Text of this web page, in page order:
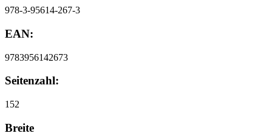
978-3-95614-267-3
EAN:
9783956142673
Seitenzahl:
152
Breite